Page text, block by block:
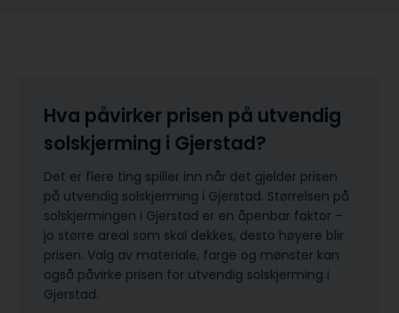
Hva påvirker prisen på utvendig
solskjerming i Gjerstad?
Det er flere ting spiller inn når det gjelder prisen
på utvendig solskjerming i Gjerstad. Størrelsen på
solskjermingen i Gjerstad er en åpenbar faktor –
jo større areal som skal dekkes, desto høyere blir
prisen. Valg av materiale, farge og mønster kan
også påvirke prisen for utvendig solskjerming i
Gjerstad.